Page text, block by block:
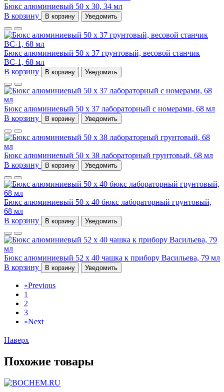
Бюкс алюминиевый 50 x 30, 34 мл
В корзину
В корзину Уведомить
Бюкс алюминиевый 50 x 37 грунтовый, весовой станчик
ВС-1, 68 мл
В корзину
В корзину Уведомить
Бюкс алюминиевый 50 x 37 лабораторный с номерами, 68 мл
В корзину
В корзину Уведомить
Бюкс алюминиевый 50 x 38 лабораторный грунтовый, 68 мл
В корзину
В корзину Уведомить
Бюкс алюминиевый 50 x 40 бюкс лабораторный грунтовый,
68 мл
В корзину
В корзину Уведомить
Бюкс алюминиевый 52 x 40 чашка к прибору Васильева, 79 мл
В корзину
В корзину Уведомить
«Previous
1
2
3
»Next
Наверх
Похожие товары